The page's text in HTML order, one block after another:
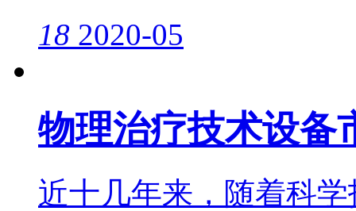
18 2020-05
物理治疗技术设备
近十几年来，随着科